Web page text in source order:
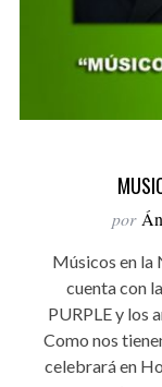
por
Músicos en la
cuenta con
PURPLE y los
Como nos
celebrará en